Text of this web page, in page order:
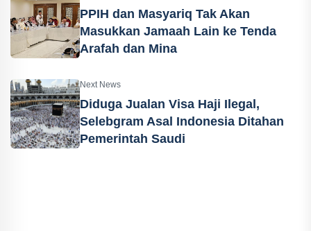
PPIH dan Masyariq Tak Akan
Masukkan Jamaah Lain ke Tenda
Arafah dan Mina
Next News
Diduga Jualan Visa Haji Ilegal,
Selebgram Asal Indonesia Ditahan
Pemerintah Saudi